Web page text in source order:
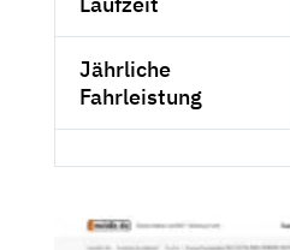
Jährliche
Fahrleistung